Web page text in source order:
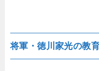
将軍・徳川家光の教